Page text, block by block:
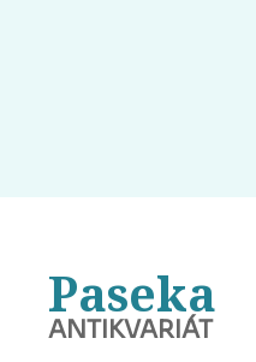
Paseka
ANTIKVARIÁT